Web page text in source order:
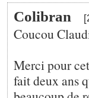
Colibran
Coucou
Merci pour
fait deux ans